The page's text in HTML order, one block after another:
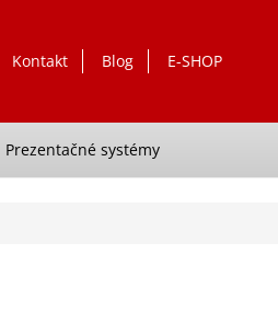
Kontakt Blog E-SHOP
Prezentačné systémy